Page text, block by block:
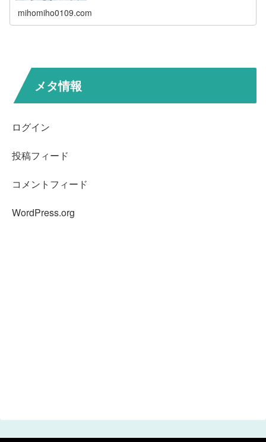
mihomiho0109.com
メタ情報
ログイン
投稿フィード
コメントフィード
WordPress.org